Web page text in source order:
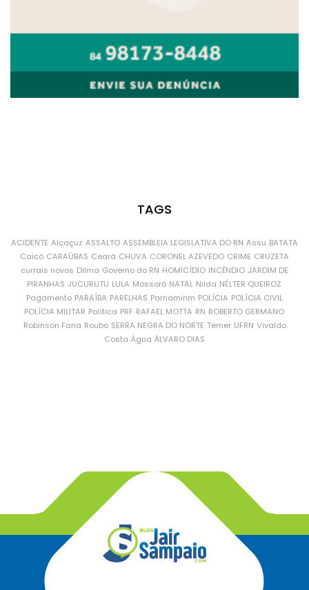
TAGS
ACIDENTE Alcaçuz ASSALTO ASSEMBLEIA LEGISLATIVA DO RN Assu BATATA
Caicó CARAÚBAS Ceará CHUVA CORONEL AZEVEDO CRIME CRUZETA
currais novos Dilma Governo do RN HOMICÍDIO INCÊNDIO JARDIM DE
PIRANHAS JUCURUTU LULA Mossoró NATAL Nilda NÉLTER QUEIROZ
Pagamento PARAÍBA PARELHAS Parnamirim POLÍCIA POLÍCIA CIVIL
POLÍCIA MILITAR Política PRF RAFAEL MOTTA RN ROBERTO GERMANO
Robinson Faria Roubo SERRA NEGRA DO NORTE Temer UFRN Vivaldo
Costa Água ÁLVARO DIAS